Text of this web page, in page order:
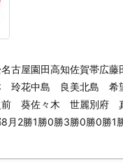
名古屋園田高知佐賀帯広
玲花中島 良美北島 希
葵佐々木 世麗別府
2勝1勝0勝3勝0勝0勝1